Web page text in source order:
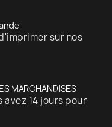
sur nos
MARCHANDISES
avez 14 jours pour